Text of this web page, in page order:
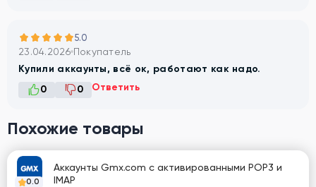
5.0
23.04.2026 Покупатель
Купили аккаунты, всё ок, работают как надо.
0
0 Ответить
Похожие товары
0.0
Аккаунты Gmx.com с активированными POP3 и
IMAP